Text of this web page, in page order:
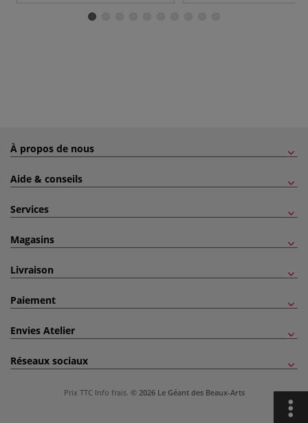
À propos de nous
Aide & conseils
Services
Magasins
Livraison
Paiement
Envies Atelier
Réseaux sociaux
Prix TTC Info frais. © 2026 Le Géant des Beaux-Arts